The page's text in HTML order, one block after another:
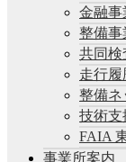
金融事
整備事
共同検
走行履
整備ネ
技術支
FAIA
事業所案内